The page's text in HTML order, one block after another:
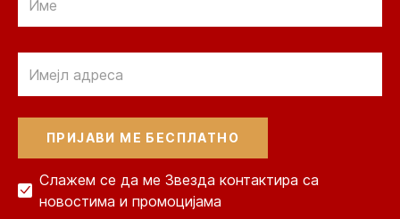
Слажем се да ме Звезда контактира са
новостима и промоцијама